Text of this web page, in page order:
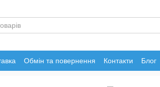
Обмін та повернення Контакти Блог